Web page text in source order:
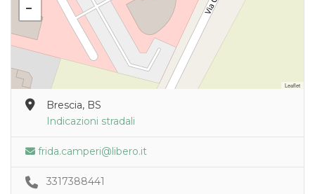
Leaflet
Brescia, BS
Indicazioni stradali
frida.camperi@libero.it
3317388441